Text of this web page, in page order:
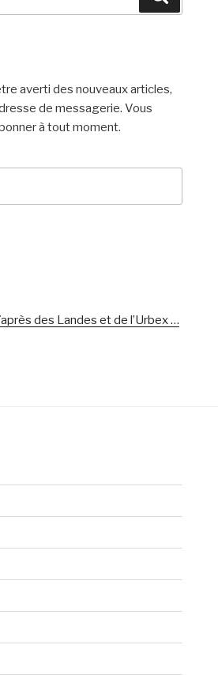
averti des nouveaux articles,
de messagerie. Vous
à tout moment.
des Landes et de l’Urbex …